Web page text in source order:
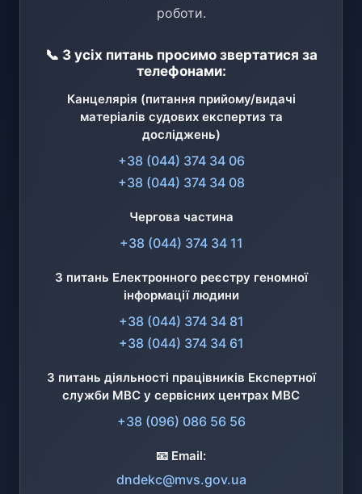
роботи.
📞 З усіх питань просимо звертатися за
телефонами:
Канцелярія (питання прийому/видачі
матеріалів судових експертиз та
досліджень)
+38 (044) 374 34 06
+38 (044) 374 34 08
Чергова частина
+38 (044) 374 34 11
З питань Електронного реєстру геномної
інформації людини
+38 (044) 374 34 81
+38 (044) 374 34 61
З питань діяльності працівників Експертної
служби МВС у сервісних центрах МВС
+38 (096) 086 56 56
📧 Email:
dndekc@mvs.gov.ua